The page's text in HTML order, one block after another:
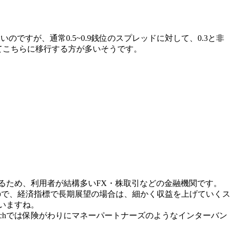
のですが、通常0.5~0.9銭位のスプレッドに対して、0.3と非
ちらに移行する方が多いそうです。
め、利用者が結構多いFX・株取引などの金融機関です。
、経済指標で長期展望の場合は、細かく収益を上げていくス
ますね。
は保険がわりにマネーパートナーズのようなインターバン